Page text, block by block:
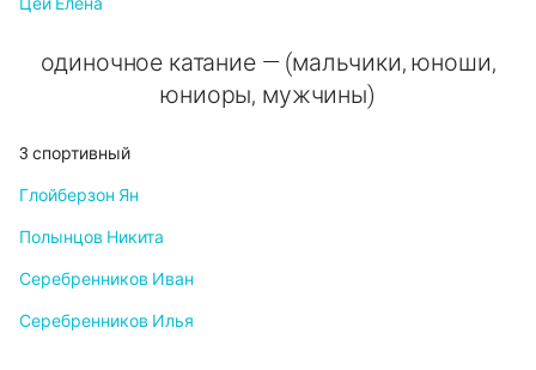
одиночное катание — (мальчики, юноши,
юниоры, мужчины)
3 спортивный
Глойберзон Ян
Полынцов Никита
Серебренников Иван
Серебренников Илья